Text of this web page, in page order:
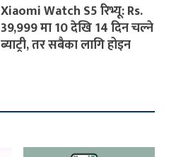
Xiaomi Watch S5 रिभ्यू: Rs.
39,999 मा 10 देखि 14 दिन चल्ने
ब्याट्री, तर सबैका लागि होइन